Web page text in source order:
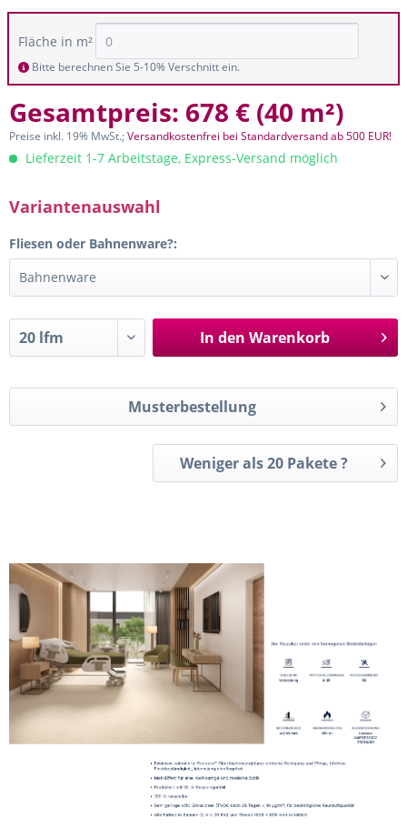
Fläche in m²
Bitte berechnen Sie 5-10% Verschnitt ein.
Gesamtpreis: 678 € (40 m²)
Preise inkl. 19% MwSt.;Versandkostenfrei bei Standardversand ab 500 EUR!
Lieferzeit 1-7 Arbeitstage, Express-Versand möglich
Variantenauswahl
Fliesen oder Bahnenware?:
In den Warenkorb
Musterbestellung
Weniger als 20 Pakete ?